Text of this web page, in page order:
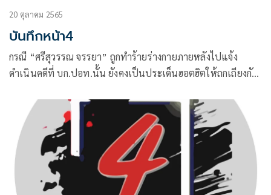
20 ตุลาคม 2565
บันทึกหน้า4
กรณี “ศรีสุวรรณ จรรยา” ถูกทำร้ายร่างกายภายหลังไปแจ้ง
ดำเนินคดีที่ บก.ปอท.นั้น ยังคงเป็นประเด็นฮอตฮิตให้ถกเถียงกัน